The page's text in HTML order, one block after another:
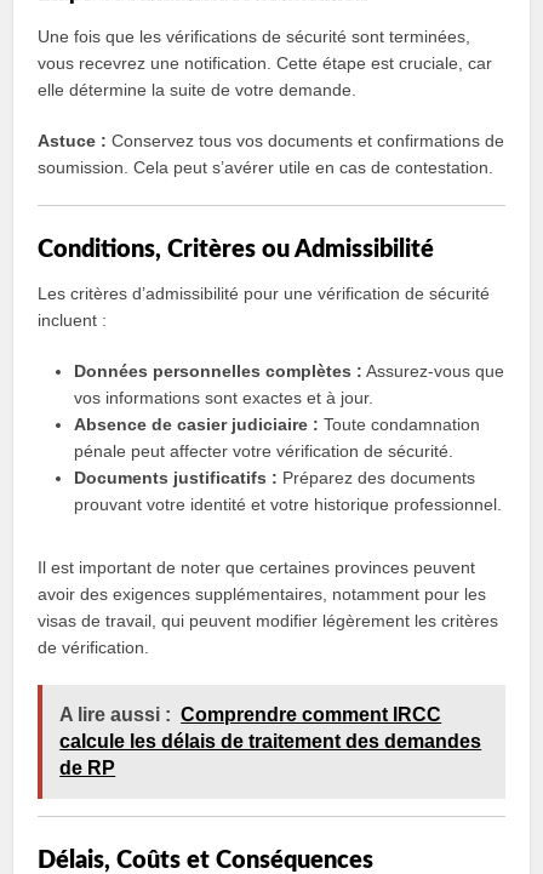
Une fois que les vérifications de sécurité sont terminées,
vous recevrez une notification. Cette étape est cruciale, car
elle détermine la suite de votre demande.
Astuce : Conservez tous vos documents et confirmations de
soumission. Cela peut s’avérer utile en cas de contestation.
Conditions, Critères ou Admissibilité
Les critères d’admissibilité pour une vérification de sécurité
incluent :
Données personnelles complètes : Assurez-vous que
vos informations sont exactes et à jour.
Absence de casier judiciaire : Toute condamnation
pénale peut affecter votre vérification de sécurité.
Documents justificatifs : Préparez des documents
prouvant votre identité et votre historique professionnel.
Il est important de noter que certaines provinces peuvent
avoir des exigences supplémentaires, notamment pour les
visas de travail, qui peuvent modifier légèrement les critères
de vérification.
A lire aussi : Comprendre comment IRCC
calcule les délais de traitement des demandes
de RP
Délais, Coûts et Conséquences